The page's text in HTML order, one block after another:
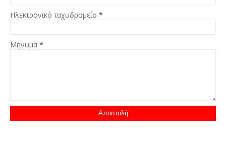
Ηλεκτρονικό ταχυδρομείο *
Μήνυμα *